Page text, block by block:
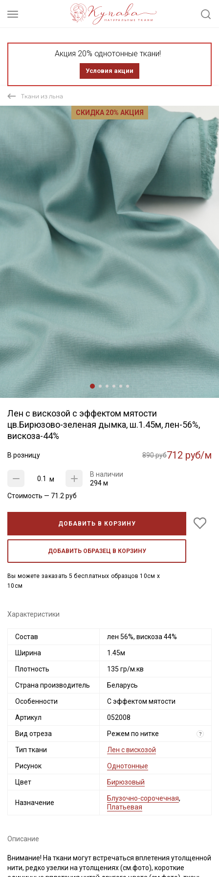
Акция 20% однотонные ткани!
Условия акции
Ткани из льна
СКИДКА 20% АКЦИЯ
Лен с вискозой с эффектом мятости
цв.Бирюзово-зеленая дымка, ш.1.45м, лен-56%,
вискоза-44%
В розницу 890 руб712 руб/м
м
В наличии
294 м
Стоимость — 71.2 руб
ДОБАВИТЬ В КОРЗИНУ
ДОБАВИТЬ ОБРАЗЕЦ В КОРЗИНУ
Вы можете заказать 5 бесплатных образцов 10см x
10см
Характеристики
Состав лен 56%, вискоза 44%
Ширина 1.45м
Плотность 135 гр/м.кв
Страна производитель Беларусь
Особенности С эффектом мятости
Артикул 052008
Вид отреза Режем по нитке ?
Тип ткани Лен с вискозой
Рисунок Однотонные
Цвет Бирюзовый
Назначение
Блузочно-сорочечная,
Платьевая
Описание
Внимание! На ткани могут встречаться вплетения утолщенной
нити, редко узелки на утолщениях (см.фото), короткие